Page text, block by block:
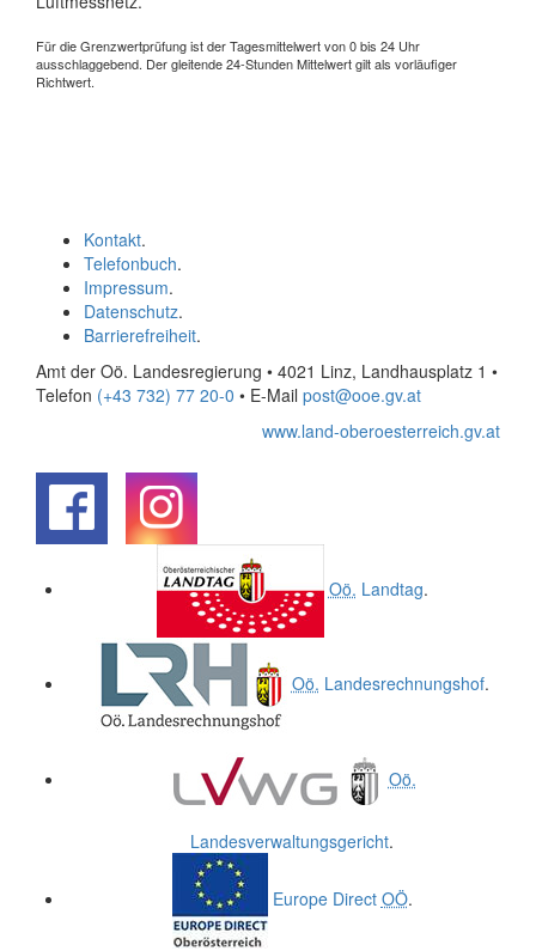
Für die Grenzwertprüfung ist der Tagesmittelwert von 0 bis 24 Uhr
ausschlaggebend. Der gleitende 24-Stunden Mittelwert gilt als vorläufiger
Richtwert.
Kontakt.
Telefonbuch.
Impressum.
Datenschutz.
Barrierefreiheit.
Amt der Oö. Landesregierung • 4021 Linz, Landhausplatz 1 •
Telefon (+43 732) 77 20-0 • E-Mail post@ooe.gv.at
www.land-oberoesterreich.gv.at
Oö. Landtag.
Oö. Landesrechnungshof.
Oö.
Landesverwaltungsgericht.
Europe Direct OÖ.